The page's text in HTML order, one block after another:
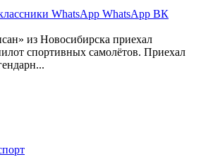
WhatsApp WhatsApp ВК
из Новосибирска приехал
спортивных самолётов. Приехал